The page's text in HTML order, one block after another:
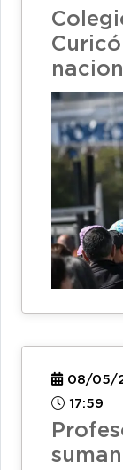
08/05/
17:59